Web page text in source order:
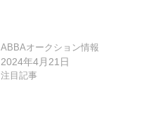
ABBAオークション情報
2024年4月21日
注目記事